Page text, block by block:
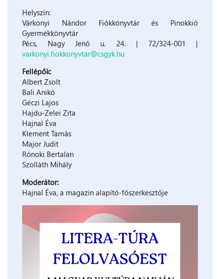
Helyszín:
Várkonyi Nándor Fiókkönyvtár és Pinokkió
Gyermekkönyvtár
Pécs, Nagy Jenő u. 24. | 72/324-001 |
varkonyi.fiokkonyvtar@csgyk.hu
Fellépők:
Albert Zsolt
Bali Anikó
Géczi Lajos
Hajdu-Zelei Zita
Hajnal Éva
Klement Tamás
Major Judit
Rónoki Bertalan
Szolláth Mihály
Moderátor:
Hajnal Éva, a magazin alapító-főszerkesztője